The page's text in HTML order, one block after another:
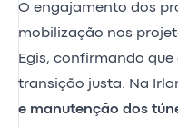
O engajamento dos
mobilização nos
Egis, confirmando
transição justa. Na
e manutenção dos